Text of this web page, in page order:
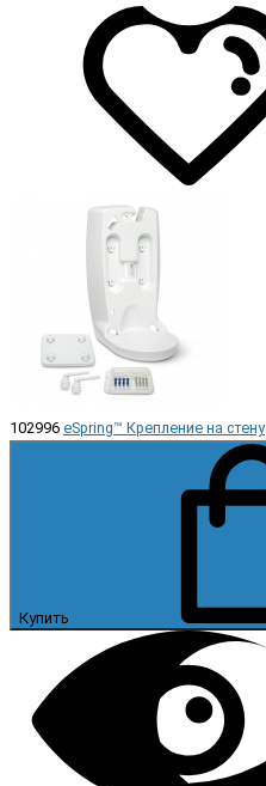
102996 eSpring™ Крепление на стену
Купить